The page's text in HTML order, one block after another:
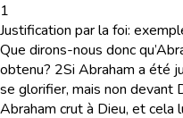
1
Justification par la foi:
Que dirons-nous donc
obtenu? 2Si Abraham a été
se glorifier, mais non devant
Abraham crut à Dieu, et cela